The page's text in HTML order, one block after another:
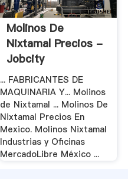
Molinos De
Nixtamal Precios -
Jobcity
... FABRICANTES DE
MAQUINARIA Y... Molinos
de Nixtamal ... Molinos De
Nixtamal Precios En
Mexico. Molinos Nixtamal
Industrias y Oficinas
MercadoLibre México ...